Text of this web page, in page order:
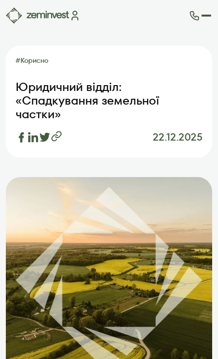
Карта ділянок
Як це працює
Блог
FAQ
Партнери
Контакти
#Корисно
Юридичний відділ:
«Спадкування земельної
частки»
22.12.2025